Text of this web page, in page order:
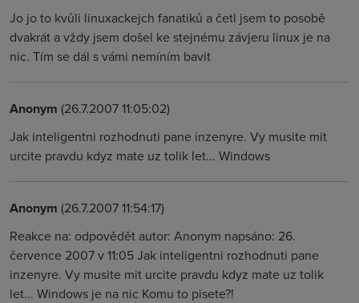
Jo jo to kvůli linuxackejch fanatiků a četl jsem to posobě
dvakrát a vždy jsem došel ke stejnému závjeru linux je na
nic. Tím se dál s vámi nemíním bavit
Anonym (26.7.2007 11:05:02)
Jak inteligentni rozhodnuti pane inzenyre. Vy musite mit
urcite pravdu kdyz mate uz tolik let... Windows
Anonym (26.7.2007 11:54:17)
Reakce na: odpovědět autor: Anonym napsáno: 26.
července 2007 v 11:05 Jak inteligentni rozhodnuti pane
inzenyre. Vy musite mit urcite pravdu kdyz mate uz tolik
let... Windows je na nic Komu to pisete?!